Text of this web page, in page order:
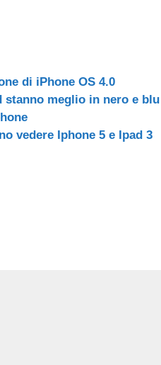
di iPhone OS 4.0
stanno meglio in nero e blu
vedere Iphone 5 e Ipad 3